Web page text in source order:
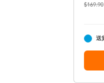
價格從
$169.90
送